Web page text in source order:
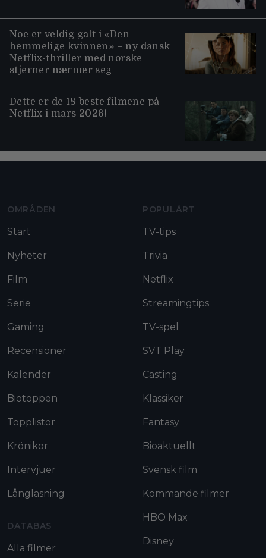
Noe er veldig galt i «Den
hemmelige kvinnen» – ny dansk
Netflix-thriller med norske
stjerner nærmer seg
Dette er de 18 beste filmene på
Netflix i mars 2026!
OMRÅDEN
Start
Nyheter
Film
Serie
Gaming
Recensioner
Kalender
Biotoppen
Topplistor
Krönikor
Intervjuer
Långläsning
DATABAS
Alla filmer
POPULÄRT
TV-tips
Trivia
Netflix
Streamingtips
TV-spel
SVT Play
Casting
Klassiker
Fantasy
Bioaktuellt
Svensk film
Kommande filmer
HBO Max
Disney